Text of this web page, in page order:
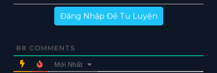
Đăng Nhập Để Tu Luyện
88 COMMENTS
Mới Nhất